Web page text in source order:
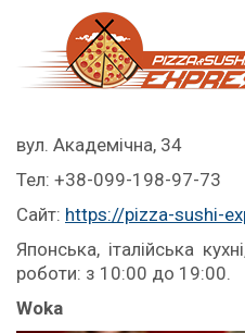
вул. Академічна, 34
Тел: +38-099-198-97-73
Сайт: https://pizza-sushi-
Японська, італійська
роботи: з 10:00 до 19:00.
Woka